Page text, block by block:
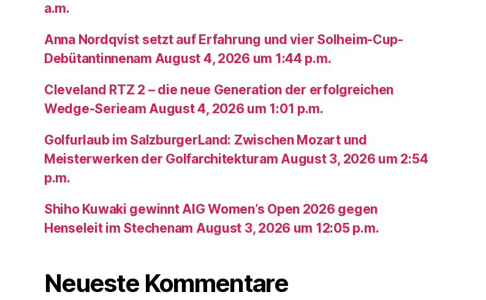
a.m.
Anna Nordqvist setzt auf Erfahrung und vier Solheim-Cup-
Debütantinnenam August 4, 2026 um 1:44 p.m.
Cleveland RTZ 2 – die neue Generation der erfolgreichen
Wedge-Serieam August 4, 2026 um 1:01 p.m.
Golfurlaub im SalzburgerLand: Zwischen Mozart und
Meisterwerken der Golfarchitekturam August 3, 2026 um 2:54
p.m.
Shiho Kuwaki gewinnt AIG Women’s Open 2026 gegen
Henseleit im Stechenam August 3, 2026 um 12:05 p.m.
Neueste Kommentare